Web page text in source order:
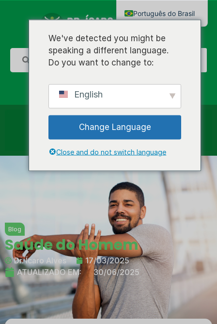
Blog
Saúde do Homem
Dr. Ícaro Alves
17/03/2025
ATUALIZADO EM:
30/06/2025
We've detected you might be
speaking a different language.
Do you want to change to:
English
Change Language
Close and do not switch language
Português do Brasil